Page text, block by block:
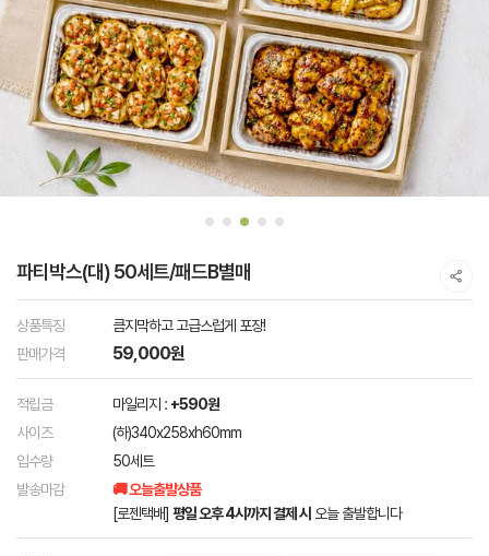
파티박스(대) 50세트/패드B별매
상품특징
큼지막하고 고급스럽게 포장!
판매가격
59,000원
적립금 마일리지 : +590원
사이즈
(하)340x258xh60mm
입수량
50세트
발송마감
🚚 오늘출발상품
[로젠택배] 평일 오후 4시까지 결제 시 오늘 출발합니다